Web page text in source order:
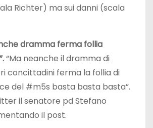
Richter) ma sui danni (scala
dramma ferma follia
“Ma neanche il dramma di
concittadini ferma la follia di
del #m5s basta basta basta”.
il senatore pd Stefano
il post.